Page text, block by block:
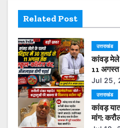
i
g
a
t
i
o
Related Post
उत्तराखंड
कांवड़ मेले
11
ऑनलाइन
Jul 25,
उत्तराखंड
कांवड़
मांग: